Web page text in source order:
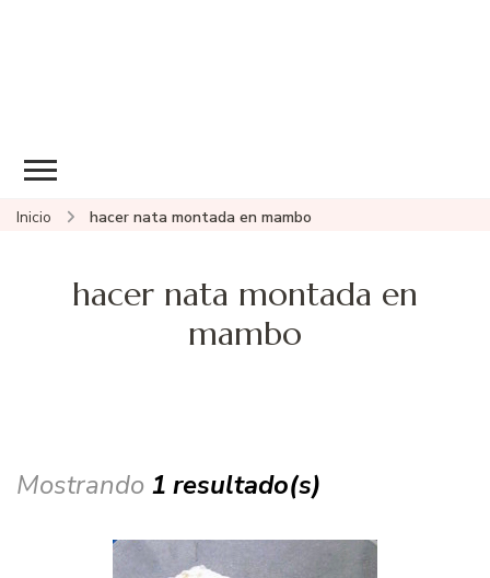
Inicio hacer nata montada en mambo
hacer nata montada en
mambo
Mostrando 1 resultado(s)